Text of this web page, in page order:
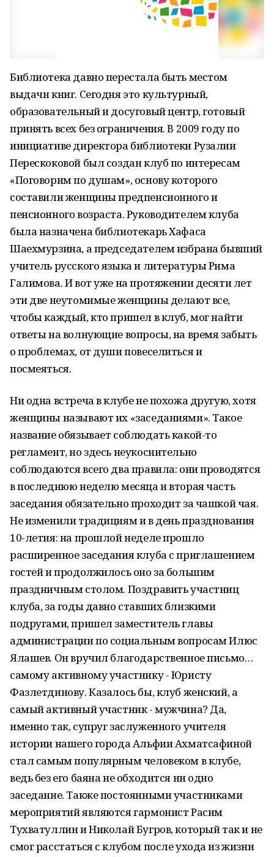
Библиотека давно перестала быть местом
выдачи книг. Сегодня это культурный,
образовательный и досуговый центр, готовый
принять всех без ограничения. В 2009 году по
инициативе директора библиотеки Рузалии
Перескоковой был создан клуб по интересам
«Поговорим по душам», основу которого
составили женщины предпенсионного и
пенсионного возраста. Руководителем клуба
была назначена библиотекарь Хафаса
Шаехмурзина, а председателем избрана бывший
учитель русского языка и литературы Рима
Галимова. И вот уже на протяжении десяти лет
эти две неутомимые женщины делают все,
чтобы каждый, кто пришел в клуб, мог найти
ответы на волнующие вопросы, на время забыть
о проблемах, от души повеселиться и
посмеяться.
Ни одна встреча в клубе не похожа другую, хотя
женщины называют их «заседаниями». Такое
название обязывает соблюдать какой-то
регламент, но здесь неукоснительно
соблюдаются всего два правила: они проводятся
в последнюю неделю месяца и вторая часть
заседания обязательно проходит за чашкой чая.
Не изменили традициям и в день празднования
10-летия: на прошлой неделе прошло
расширенное заседания клуба с приглашением
гостей и продолжилось оно за большим
праздничным столом. Поздравить участниц
клуба, за годы давно ставших близкими
подругами, пришел заместитель главы
администрации по социальным вопросам Илюс
Ялашев. Он вручил благодарственное письмо…
самому активному участнику - Юристу
Фазлетдинову. Казалось бы, клуб женский, а
самый активный участник - мужчина? Да,
именно так, супруг заслуженного учителя
истории нашего города Альфии Ахматсафиной
стал самым популярным человеком в клубе,
ведь без его баяна не обходится ни одно
заседание. Также постоянными участниками
мероприятий являются гармонист Расим
Тухватуллин и Николай Бугров, который так и не
смог расстаться с клубом после ухода из жизни